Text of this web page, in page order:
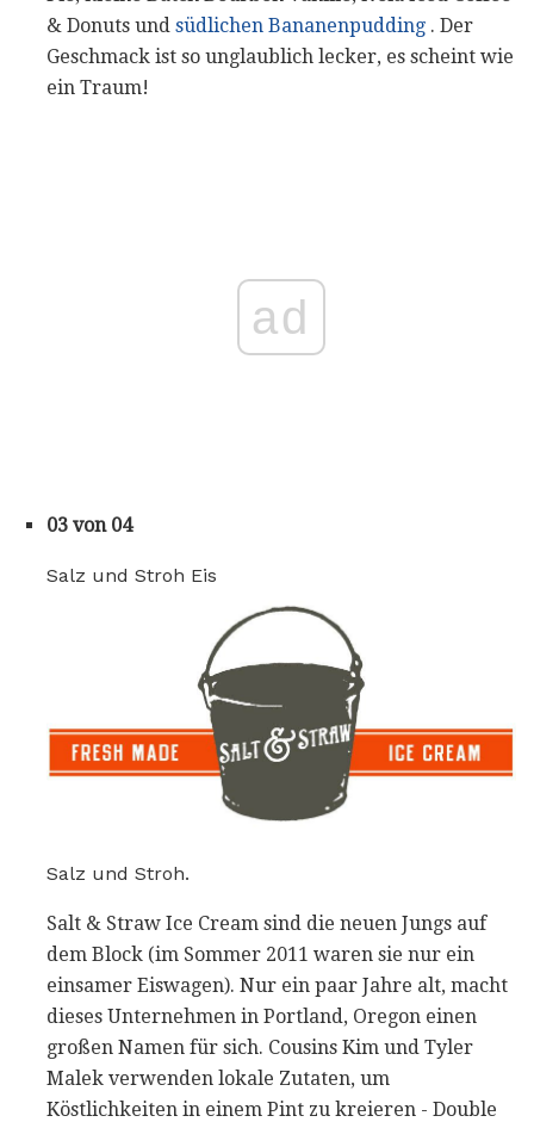
& Donuts und südlichen Bananenpudding . Der
Geschmack ist so unglaublich lecker, es scheint wie
ein Traum!
ad
03 von 04
Salz und Stroh Eis
Salz und Stroh.
Salt & Straw Ice Cream sind die neuen Jungs auf
dem Block (im Sommer 2011 waren sie nur ein
einsamer Eiswagen). Nur ein paar Jahre alt, macht
dieses Unternehmen in Portland, Oregon einen
großen Namen für sich. Cousins ​​Kim und Tyler
Malek verwenden lokale Zutaten, um
Köstlichkeiten in einem Pint zu kreieren - Double